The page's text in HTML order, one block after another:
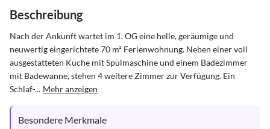
Beschreibung
Nach der Ankunft wartet im 1. OG eine helle, geräumige und
neuwertig eingerichtete 70 m² Ferienwohnung. Neben einer voll
ausgestatteten Küche mit Spülmaschine und einem Badezimmer
mit Badewanne, stehen 4 weitere Zimmer zur Verfügung. Ein
Schlaf-... Mehr anzeigen
Besondere Merkmale